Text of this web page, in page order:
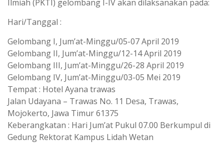
Ilmiah (PKTI) gelombang I-IV akan dilaksanakan pada:
Hari/Tanggal :
Gelombang I, Jum’at-Minggu/05-07 April 2019
Gelombang II, Jum’at-Minggu/12-14 April 2019
Gelombang III, Jum’at-Minggu/26-28 April 2019
Gelombang IV, Jum’at-Minggu/03-05 Mei 2019
Tempat : Hotel Ayana trawas
Jalan Udayana – Trawas No. 11 Desa, Trawas,
Mojokerto, Jawa Timur 61375
Keberangkatan : Hari Jum’at Pukul 07.00 Berkumpul di
Gedung Rektorat Kampus Lidah Wetan